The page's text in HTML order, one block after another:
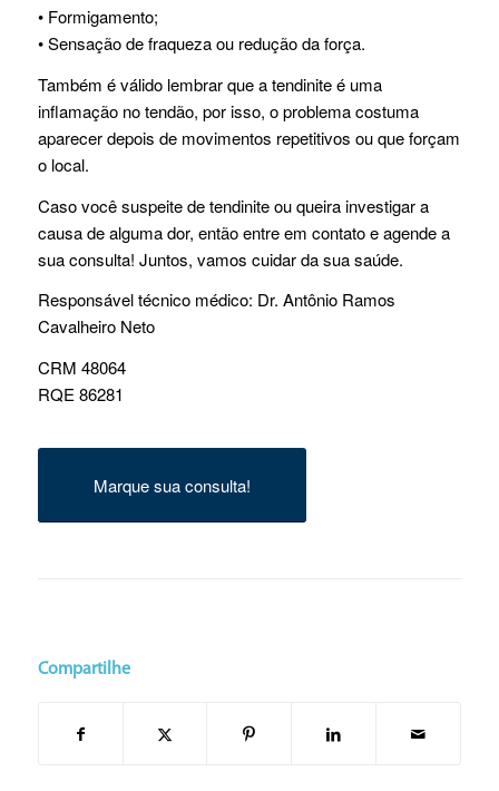
• Formigamento;
• Sensação de fraqueza ou redução da força.
Também é válido lembrar que a tendinite é uma
inflamação no tendão, por isso, o problema costuma
aparecer depois de movimentos repetitivos ou que forçam
o local.
Caso você suspeite de tendinite ou queira investigar a
causa de alguma dor, então entre em contato e agende a
sua consulta! Juntos, vamos cuidar da sua saúde.
Responsável técnico médico: Dr. Antônio Ramos
Cavalheiro Neto
CRM 48064
RQE 86281
Marque sua consulta!
Compartilhe